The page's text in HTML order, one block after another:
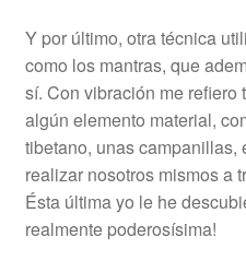
Y por último, otra técnica
como los mantras, que
sí. Con vibración me refiero
algún elemento material,
tibetano, unas campanillas,
realizar nosotros mismos a
Ésta última yo le he
realmente poderosísima!